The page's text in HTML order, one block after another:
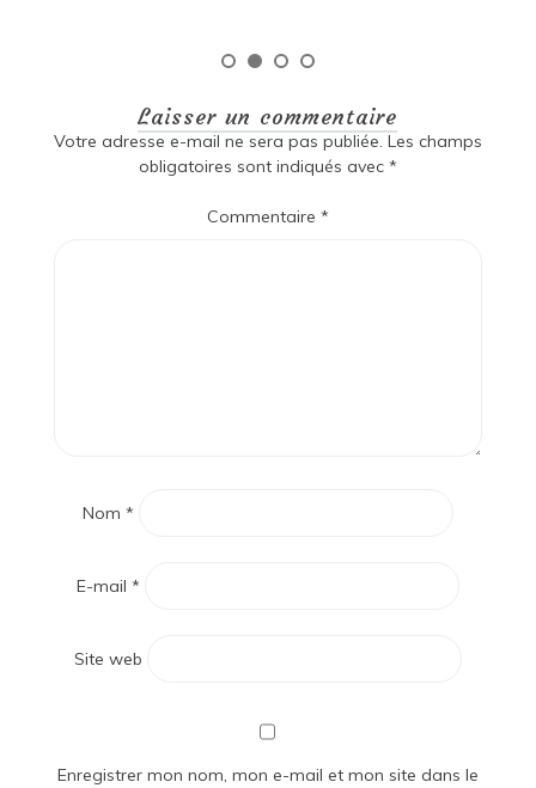
Laisser un commentaire
Votre adresse e-mail ne sera pas publiée. Les champs
obligatoires sont indiqués avec *
Commentaire *
Nom *
E-mail *
Site web
Enregistrer mon nom, mon e-mail et mon site dans le